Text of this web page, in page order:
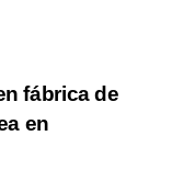
fábrica de
en